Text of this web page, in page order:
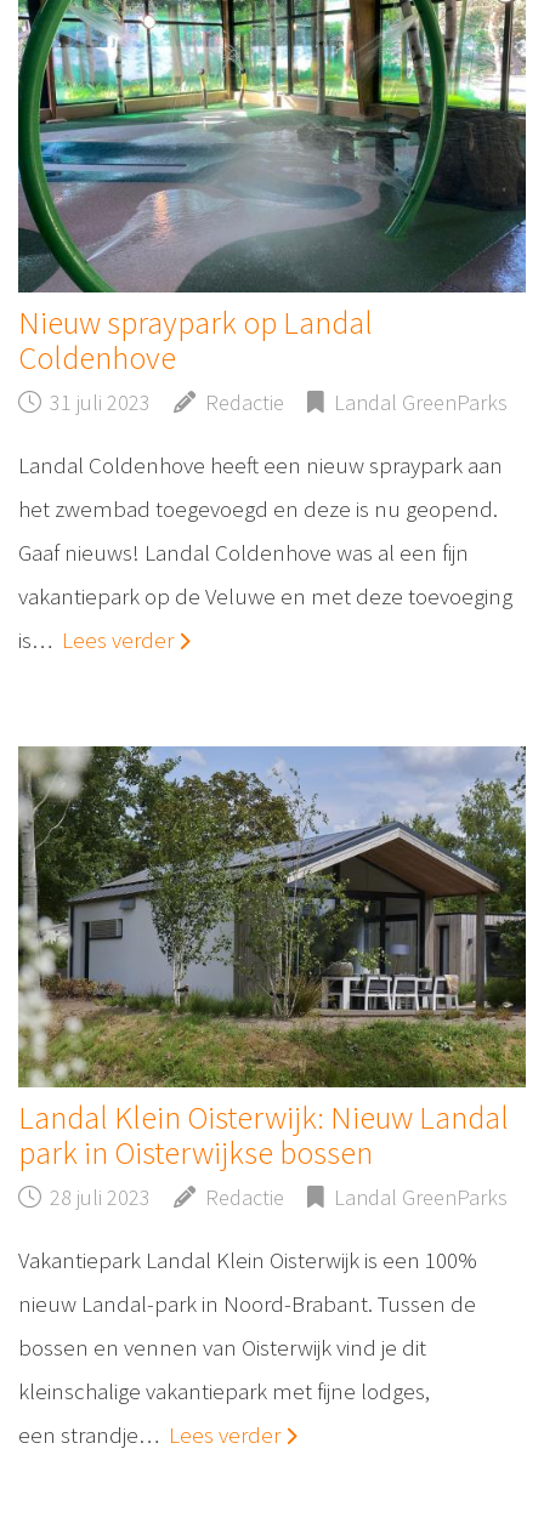
Nieuw spraypark op Landal
Coldenhove
31 juli 2023 Redactie Landal GreenParks
Landal Coldenhove heeft een nieuw spraypark aan
het zwembad toegevoegd en deze is nu geopend.
Gaaf nieuws! Landal Coldenhove was al een fijn
vakantiepark op de Veluwe en met deze toevoeging
is… Lees verder
Landal Klein Oisterwijk: Nieuw Landal
park in Oisterwijkse bossen
28 juli 2023 Redactie Landal GreenParks
Vakantiepark Landal Klein Oisterwijk is een 100%
nieuw Landal-park in Noord-Brabant. Tussen de
bossen en vennen van Oisterwijk vind je dit
kleinschalige vakantiepark met fijne lodges,
een strandje… Lees verder